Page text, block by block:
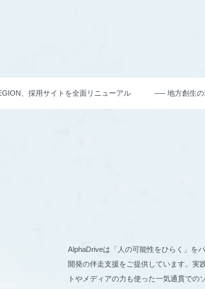
サイトを全面リニューアル ── 地方創生の現場で“新規事業”を共に生み出す仲間を
AlphaDriveは「人の可能性をひらく」を
開発の伴走支援をご提供しています。実
トやメディアの力も使った一気通貫での